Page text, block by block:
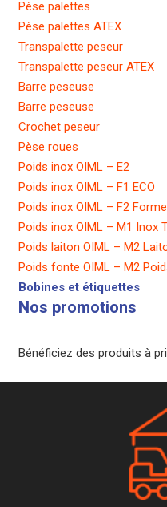
Pèse palettes
Pèse palettes ATEX
Transpalette peseur
Transpalette peseur ATEX
Barre peseuse
Barre peseuse
Crochet peseur
Pèse roues
Poids inox OIML – E2
Poids inox OIML – F1 ECO
Poids inox OIML – F2
Poids inox OIML – M1 Inox
Poids laiton OIML – M2
Poids fonte OIML – M2
Bobines et étiquettes
Nos promotions
Bénéficiez des produits à